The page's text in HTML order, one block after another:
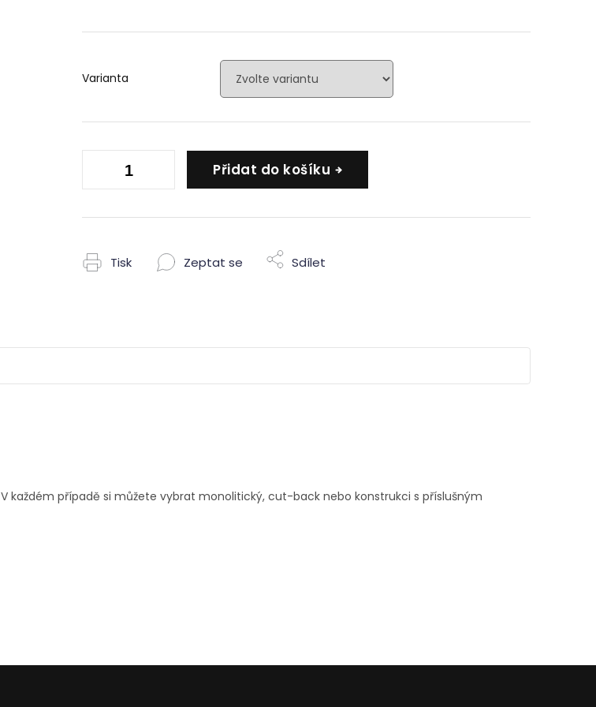
Varianta
Přidat do košíku
Tisk Zeptat se Sdílet
V každém případě si můžete vybrat monolitický, cut-back nebo konstrukci s příslušným